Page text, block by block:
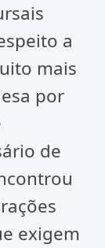
a
mais
por
de
exigem